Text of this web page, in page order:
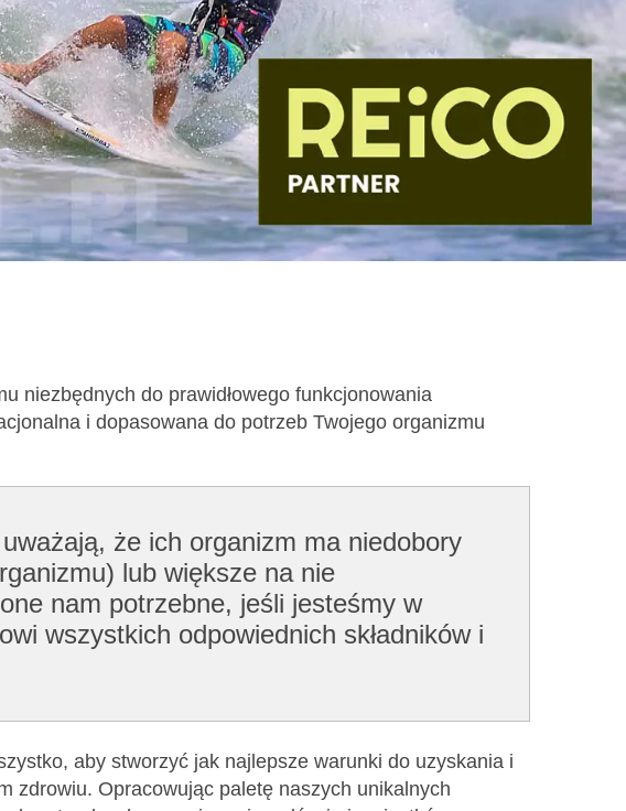
niezbędnych do prawidłowego funkcjonowania
i dopasowana do potrzeb Twojego organizmu
że ich organizm ma niedobory
lub większe na nie
nam potrzebne, jeśli jesteśmy w
wszystkich odpowiednich składników i
aby stworzyć jak najlepsze warunki do uzyskania i
zdrowiu. Opracowując paletę naszych unikalnych